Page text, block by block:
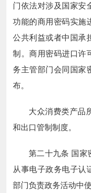
门依法对涉及国家安
功能的商用密码实施
公共利益或者中国承
制。商用密码进口许
务主管部门会同国家
布。
大众消费类产品
和出口管制制度。
第二十九条 国家
从事电子政务电子认
部门负责政务活动中